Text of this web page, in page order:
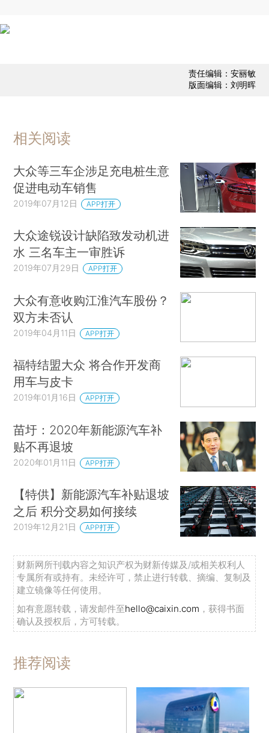
责任编辑：安丽敏
版面编辑：刘明晖
相关阅读
大众等三车企涉足充电桩生意
促进电动车销售
2019年07月12日 APP打开
大众途锐设计缺陷致发动机进
水 三名车主一审胜诉
2019年07月29日 APP打开
大众有意收购江淮汽车股份？
双方未否认
2019年04月11日 APP打开
福特结盟大众 将合作开发商
用车与皮卡
2019年01月16日 APP打开
苗圩：2020年新能源汽车补
贴不再退坡
2020年01月11日 APP打开
【特供】新能源汽车补贴退坡
之后 积分交易如何接续
2019年12月21日 APP打开
财新网所刊载内容之知识产权为财新传媒及/或相关权利人
专属所有或持有。未经许可，禁止进行转载、摘编、复制及
建立镜像等任何使用。
如有意愿转载，请发邮件至hello@caixin.com ，获得书面
确认及授权后，方可转载。
推荐阅读